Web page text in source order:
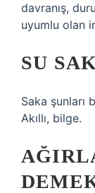
davranış,
uyumlu olan
SU
Saka şunları
Akıllı, bilge.